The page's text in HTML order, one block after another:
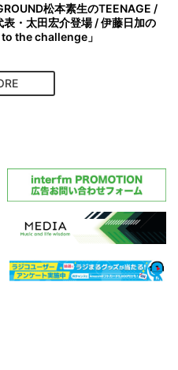
松本素生のTEENAGE /
・太田宏介登場 / 伊藤日加の
the challenge」